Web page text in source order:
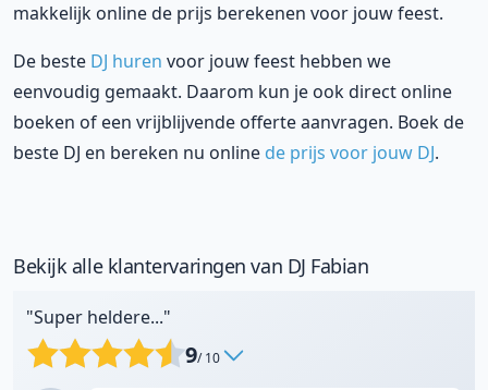
makkelijk online de prijs berekenen voor jouw feest.
De beste DJ huren voor jouw feest hebben we
eenvoudig gemaakt. Daarom kun je ook direct online
boeken of een vrijblijvende offerte aanvragen. Boek de
beste DJ en bereken nu online de prijs voor jouw DJ.
Bekijk alle klantervaringen van DJ Fabian
"Super heldere..."
9/ 10